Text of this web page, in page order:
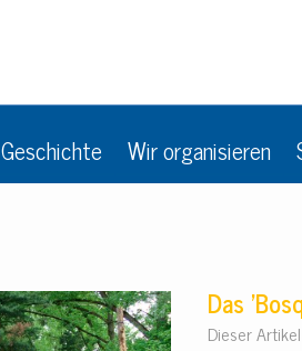
Geschichte Wir organisieren
Das
Dieser